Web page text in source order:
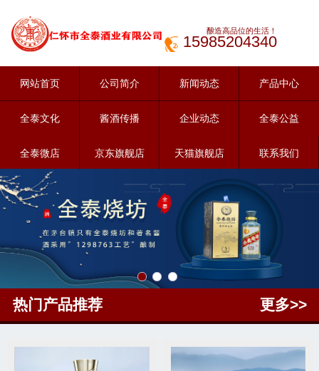
酿造高品位的生活！
15985204340
网站首页 公司简介 新闻动态 产品中心
全泰文化 酱酒传播 企业动态 全泰公益
全泰微店 京东旗舰店 天猫旗舰店 联系我们
热门产品推荐 更多>>